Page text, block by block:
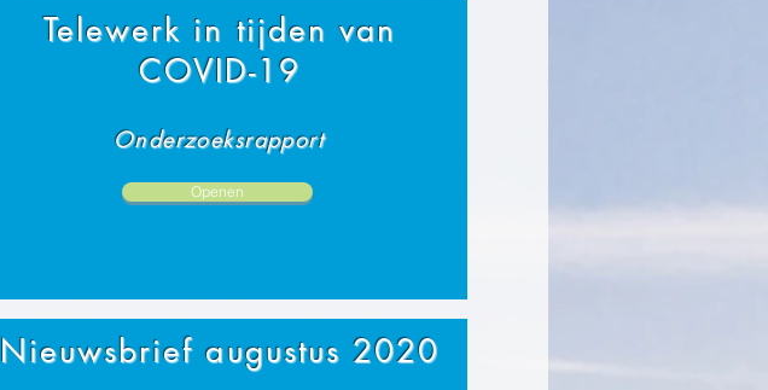
Telewerk in tijden van
COVID-19
Onderzoeksrapport
Openen
Nieuwsbrief augustus 2020